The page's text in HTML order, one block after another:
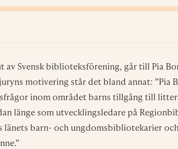
av Svensk biblioteksförening, går till Pia
motivering står det bland annat:
inom området barns tillgång till
länge som utvecklingsledare på
barn- och ungdomsbibliotekarier